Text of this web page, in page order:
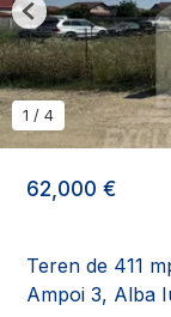
62,000 €
Teren de 411
Ampoi 3, Alba
1 / 4
Previous